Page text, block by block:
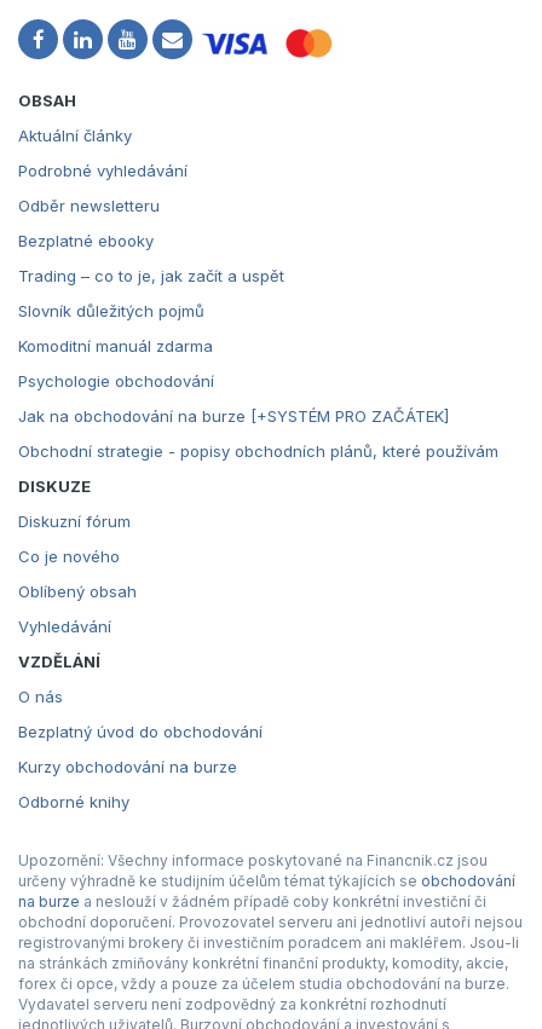
OBSAH
Aktuální články
Podrobné vyhledávání
Odběr newsletteru
Bezplatné ebooky
Trading – co to je, jak začít a uspět
Slovník důležitých pojmů
Komoditní manuál zdarma
Psychologie obchodování
Jak na obchodování na burze [+SYSTÉM PRO ZAČÁTEK]
Obchodní strategie - popisy obchodních plánů, které používám
DISKUZE
Diskuzní fórum
Co je nového
Oblíbený obsah
Vyhledávání
VZDĚLÁNÍ
O nás
Bezplatný úvod do obchodování
Kurzy obchodování na burze
Odborné knihy
Upozornění: Všechny informace poskytované na Financnik.cz jsou
určeny výhradně ke studijním účelům témat týkajících se obchodování
na burze a neslouží v žádném případě coby konkrétní investiční či
obchodní doporučení. Provozovatel serveru ani jednotliví autoři nejsou
registrovanými brokery či investičním poradcem ani makléřem. Jsou-li
na stránkách zmiňovány konkrétní finanční produkty, komodity, akcie,
forex či opce, vždy a pouze za účelem studia obchodování na burze.
Vydavatel serveru není zodpovědný za konkrétní rozhodnutí
jednotlivých uživatelů. Burzovní obchodování a investování s